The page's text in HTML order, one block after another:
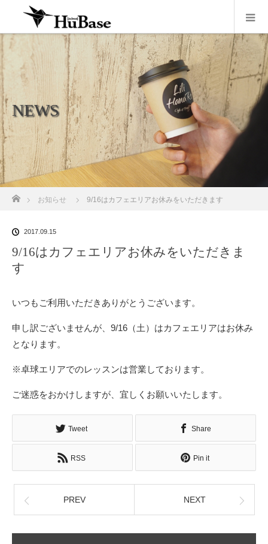
NEWS
ホーム
お知らせ 9/16はカフェエリアお休みをいただきます
2017.09.15
9/16はカフェエリアお休みをいただきま
す
いつもご利用いただきありがとうございます。
申し訳ございませんが、9/16（土）はカフェエリアはお休み
となります。
※卓球エリアでのレッスンは営業しております。
ご迷惑をおかけしますが、宜しくお願いいたします。
Tweet Share
RSS Pin it
PREV NEXT